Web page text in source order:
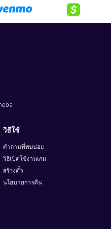
วิธีใช้
คำถามที่พบบ่อย
วิธีเปิดใช้งานเกม
สร้างตั๋ว
นโยบายการคืน